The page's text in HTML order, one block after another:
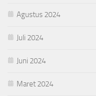
Agustus 2024
Juli 2024
Juni 2024
Maret 2024